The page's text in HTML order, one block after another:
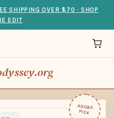
SHIPPING OVER $70 · SHOP
EDIT
ADOBE
PICK